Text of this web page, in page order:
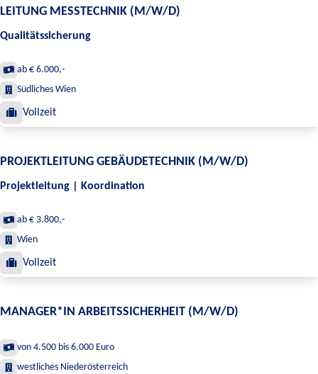
LEITUNG MESSTECHNIK (M/W/D)
Qualitätssicherung
ab € 6.000,-
Südliches Wien
Vollzeit
PROJEKTLEITUNG GEBÄUDETECHNIK (M/W/D)
Projektleitung | Koordination
ab € 3.800,-
Wien
Vollzeit
MANAGER*IN ARBEITSSICHERHEIT (M/W/D)
von 4.500 bis 6.000 Euro
westliches Niederösterreich